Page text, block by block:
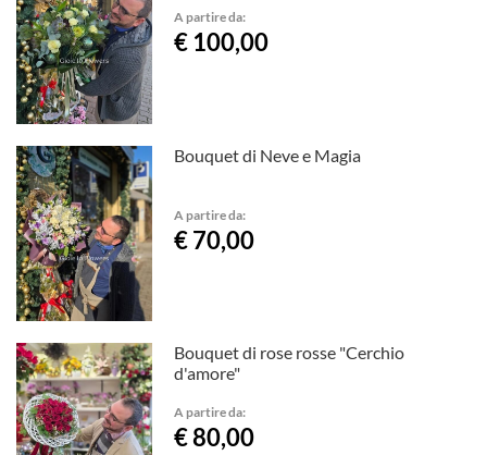
A partire da:
€ 100,00
Bouquet di Neve e Magia
A partire da:
€ 70,00
Bouquet di rose rosse "Cerchio
d'amore"
A partire da:
€ 80,00